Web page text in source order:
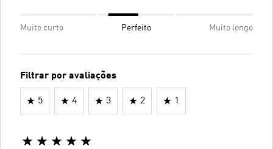
Muito curto Perfeito Muito longo
Filtrar por avaliações
5 4 3 2 1